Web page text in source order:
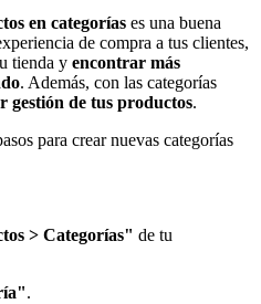
en categorías es una buena
de compra a tus clientes,
tienda y encontrar más
. Además, con las categorías
gestión de tus productos.
para crear nuevas categorías
> Categorías" de tu
.